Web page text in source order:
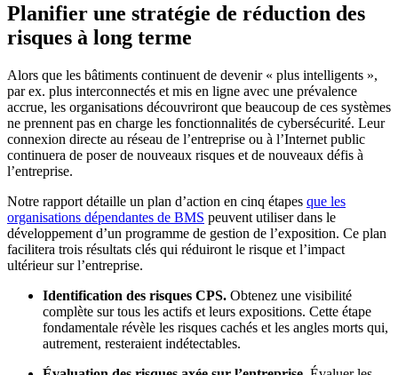
Planifier une stratégie de réduction des
risques à long terme
Alors que les bâtiments continuent de devenir « plus intelligents »,
par ex. plus interconnectés et mis en ligne avec une prévalence
accrue, les organisations découvriront que beaucoup de ces systèmes
ne prennent pas en charge les fonctionnalités de cybersécurité. Leur
connexion directe au réseau de l’entreprise ou à l’Internet public
continuera de poser de nouveaux risques et de nouveaux défis à
l’entreprise.
Notre rapport détaille un plan d’action en cinq étapes que les
organisations dépendantes de BMS peuvent utiliser dans le
développement d’un programme de gestion de l’exposition. Ce plan
facilitera trois résultats clés qui réduiront le risque et l’impact
ultérieur sur l’entreprise.
Identification des risques CPS. Obtenez une visibilité
complète sur tous les actifs et leurs expositions. Cette étape
fondamentale révèle les risques cachés et les angles morts qui,
autrement, resteraient indétectables.